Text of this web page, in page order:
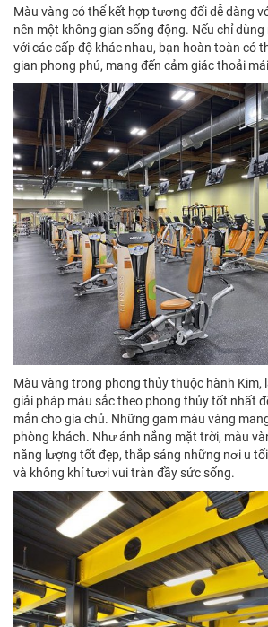
Màu vàng có thể kết hợp tương đối dễ dàng
nên một không gian sống động. Nếu chỉ
với các cấp độ khác nhau, bạn hoàn toàn có
gian phong phú, mang đến cảm giác thoải
Màu vàng trong phong thủy thuộc hành Kim,
giải pháp màu sắc theo phong thủy tốt nhất
mắn cho gia chủ. Những gam màu vàng
phòng khách. Như ánh nắng mặt trời, màu
năng lượng tốt đẹp, thắp sáng những nơi u
và không khí tươi vui tràn đầy sức sống.